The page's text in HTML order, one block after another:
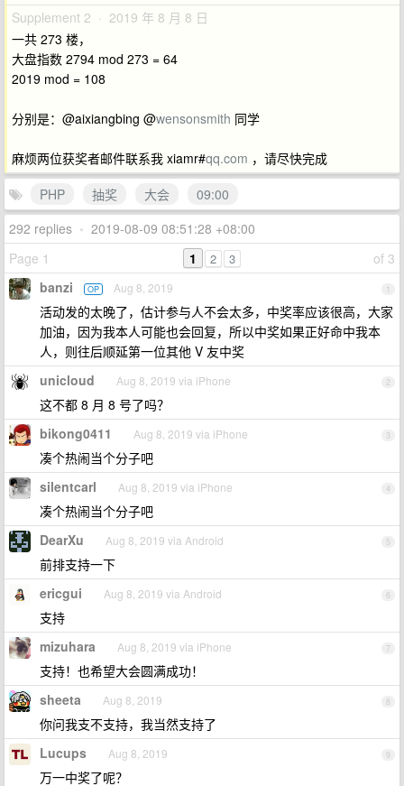
Supplement 2 · 2019 年 8 月 8 日
一共 273 楼，
大盘指数 2794 mod 273 = 64
2019 mod = 108
分别是：@aixiangbing @wensonsmith 同学
麻烦两位获奖者邮件联系我 xiamr#qq.com ，请尽快完成
PHP
抽奖 大会
09:00
292 replies • 2019-08-09 08:51:28 +08:00
Page 1
of 3
1 2 3
1
banzi OP Aug 8, 2019
活动发的太晚了，估计参与人不会太多，中奖率应该很高，大家
加油，因为我本人可能也会回复，所以中奖如果正好命中我本
人，则往后顺延第一位其他 V 友中奖
2
unicloud Aug 8, 2019 via iPhone
这不都 8 月 8 号了吗？
3
bikong0411 Aug 8, 2019 via iPhone
凑个热闹当个分子吧
4
silentcarl Aug 8, 2019 via iPhone
凑个热闹当个分子吧
5
DearXu Aug 8, 2019 via Android
前排支持一下
6
ericgui Aug 8, 2019 via Android
支持
7
mizuhara Aug 8, 2019 via iPhone
支持！也希望大会圆满成功！
8
sheeta Aug 8, 2019
你问我支不支持，我当然支持了
9
Lucups Aug 8, 2019
万一中奖了呢？